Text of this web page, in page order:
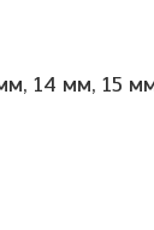
14 мм, 15